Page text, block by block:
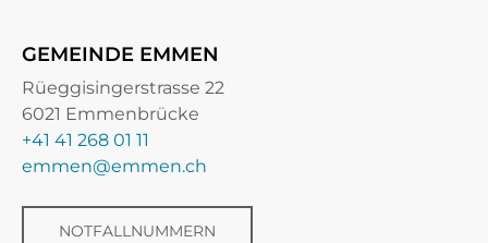
GEMEINDE EMMEN
Rüeggisingerstrasse 22
6021 Emmenbrücke
+41 41 268 01 11
emmen@emmen.ch
NOTFALLNUMMERN